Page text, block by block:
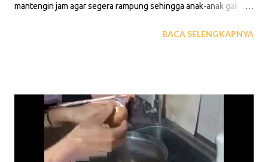
mantengin jam agar segera rampung sehingga anak-anak gak
Sinta dan Anjani menuntut ilmu dan cocok juga untuk timbel
sosis, telur ayam dan nasi putih atau ditambahkan bahan2 lain
silahkan aja, oya sosisnya digoreng dulu ya. Selengkapnya
saksikan video pendek diatas hingga usai, dijamin gampang
bikinnya. Kalo udah nonton buruan siapin bahannya buat bikin
BACA SELENGKAPNYA